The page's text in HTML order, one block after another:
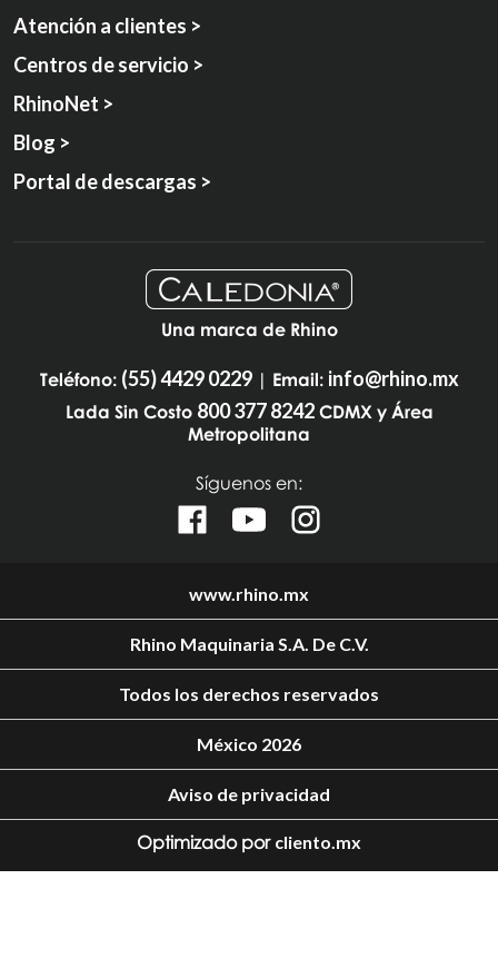
Atención a clientes >
Centros de servicio >
RhinoNet >
Blog >
Portal de descargas >
Una marca de Rhino
Teléfono: (55) 4429 0229| Email: info@rhino.mx
Lada Sin Costo 800 377 8242CDMX y Área
Metropolitana
Síguenos en:
www.rhino.mx
Rhino Maquinaria S.A. De C.V.
Todos los derechos reservados
México 2026
Aviso de privacidad
Optimizado por cliento.mx